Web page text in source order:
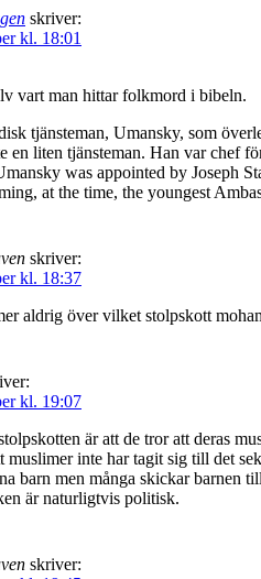
skriver:
kl. 18:01
vart man hittar folkmord i bibeln.
tjänsteman, Umansky, som
en liten tjänsteman. Han var chef
was appointed by Joseph
at the time, the youngest
skriver:
kl. 18:37
aldrig över vilket stolpskott
kl. 19:07
är att de tror att deras
muslimer inte har tagit sig till det
barn men många skickar barnen
är naturligtvis politisk.
skriver: